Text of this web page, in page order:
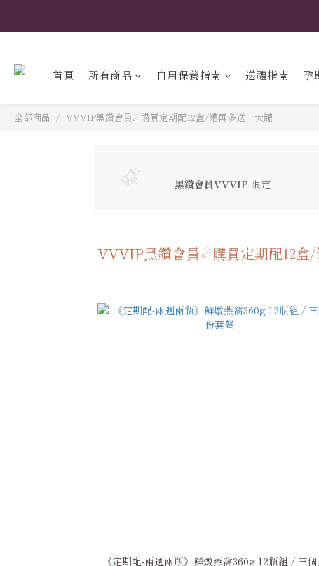
首頁 所有商品 自用保養指南 送禮指南 孕
全部商品 VVVIP黑鑽會員☄購買定期配12盒/罐再多送一大罐
黑鑽會員VVVIP 限定
VVVIP黑鑽會員☄購買定期配12盒/
《定期配-兩週兩瓶》鮮燉燕窩360g 12瓶組 / 三